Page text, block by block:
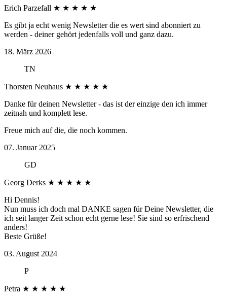
Erich Parzefall ★ ★ ★ ★ ★
Es gibt ja echt wenig Newsletter die es wert sind abonniert zu
werden - deiner gehört jedenfalls voll und ganz dazu.
18. März 2026
TN
Thorsten Neuhaus ★ ★ ★ ★ ★
Danke für deinen Newsletter - das ist der einzige den ich immer
zeitnah und komplett lese.
Freue mich auf die, die noch kommen.
07. Januar 2025
GD
Georg Derks ★ ★ ★ ★ ★
Hi Dennis!
Nun muss ich doch mal DANKE sagen für Deine Newsletter, die
ich seit langer Zeit schon echt gerne lese! Sie sind so erfrischend
anders!
Beste Grüße!
03. August 2024
P
Petra ★ ★ ★ ★ ★